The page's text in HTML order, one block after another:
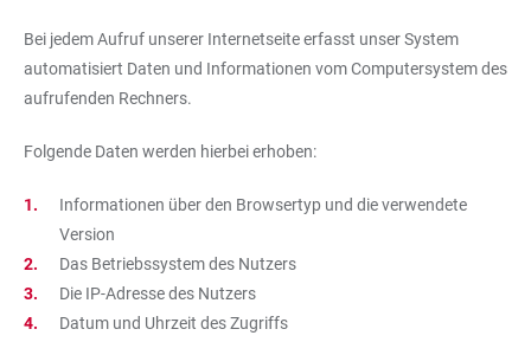
Bei jedem Aufruf unserer Internetseite erfasst unser System
automatisiert Daten und Informationen vom Computersystem des
aufrufenden Rechners.
Folgende Daten werden hierbei erhoben:
Informationen über den Browsertyp und die verwendete
Version
Das Betriebssystem des Nutzers
Die IP-Adresse des Nutzers
Datum und Uhrzeit des Zugriffs